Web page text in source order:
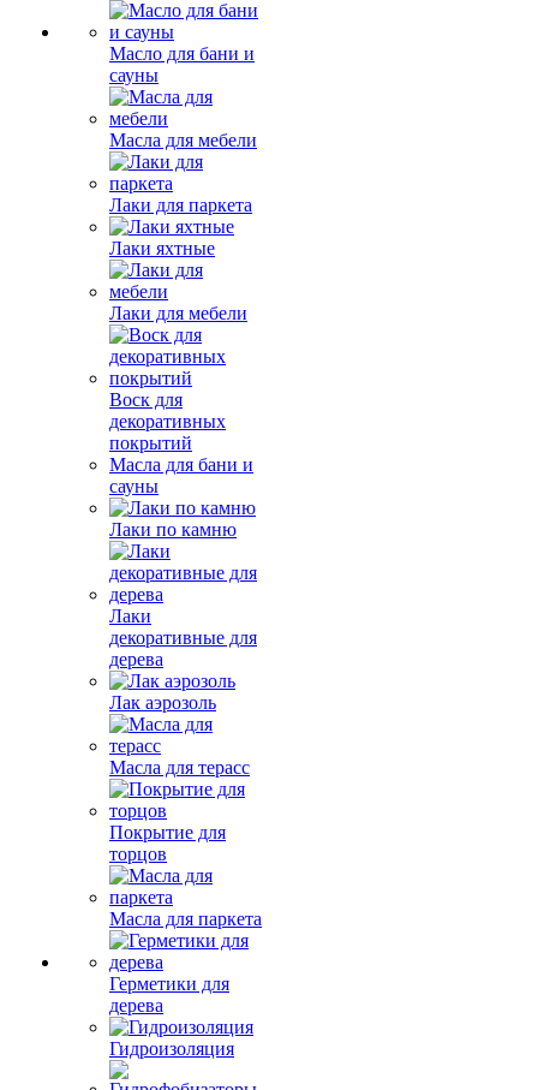
Масло для бани и
сауны
Масла для мебели
Лаки для паркета
Лаки яхтные
Лаки для мебели
Воск для
декоративных
покрытий
Масла для бани и
сауны
Лаки по камню
Лаки
декоративные для
дерева
Лак аэрозоль
Масла для терасс
Покрытие для
торцов
Масла для паркета
Герметики для
дерева
Гидроизоляция